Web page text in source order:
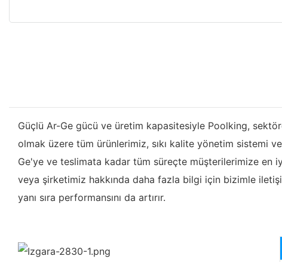
Güçlü Ar-Ge gücü ve üretim kapasitesiyle Poolking,
olmak üzere tüm ürünlerimiz, sıkı kalite yönetim sistemi
Ge'ye ve teslimata kadar tüm süreçte müşterilerimize en
veya şirketimiz hakkında daha fazla bilgi için bizimle
yanı sıra performansını da artırır.